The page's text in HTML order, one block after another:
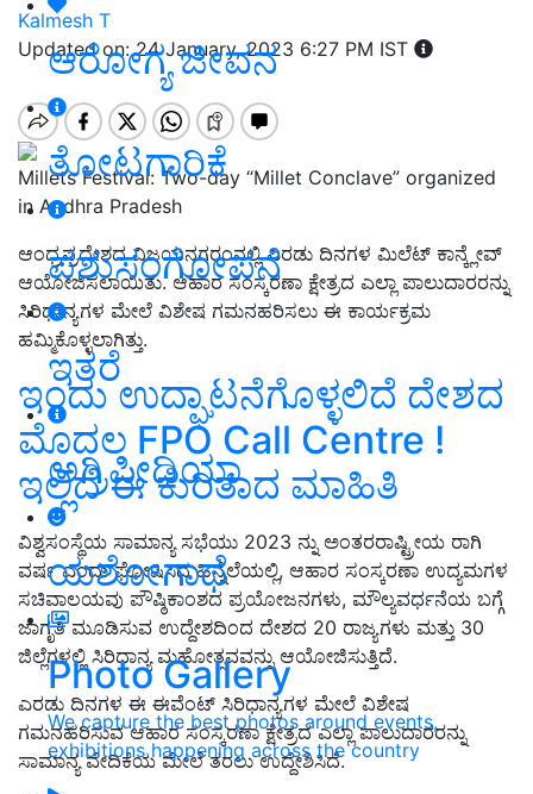
ಆರೋಗ್ಯ ಜೀವನ
ತೋಟಗಾರಿಕೆ
ಪಶುಸಂಗೋಪನೆ
ಇತರೆ
ಅಗ್ರಿಪೀಡಿಯಾ
ಯಶೋಗಾಥೆ
Photo Gallery
We capture the best photos around events,
exhibitions happening across the country
Kalmesh T
Updated on: 24 January, 2023 6:27 PM IST
Millets Festival: Two-day “Millet Conclave” organized
in Andhra Pradesh
ಆಂಧ್ರಪ್ರದೇಶದ ವಿಜಯನಗರಂನಲ್ಲಿ ಎರಡು ದಿನಗಳ ಮಿಲೆಟ್ ಕಾನ್ಕ್ಲೇವ್
ಆಯೋಜಿಸಲಾಯಿತು. ಆಹಾರ ಸಂಸ್ಕರಣಾ ಕ್ಷೇತ್ರದ ಎಲ್ಲಾ ಪಾಲುದಾರರನ್ನು
ಸಿರಿಧಾನ್ಯಗಳ ಮೇಲೆ ವಿಶೇಷ ಗಮನಹರಿಸಲು ಈ ಕಾರ್ಯಕ್ರಮ
ಹಮ್ಮಿಕೊಳ್ಳಲಾಗಿತ್ತು.
ಇಂದು ಉದ್ಘಾಟನೆಗೊಳ್ಳಲಿದೆ ದೇಶದ
ಮೊದಲ FPO Call Centre !
ಇಲ್ಲಿದೆ ಈ ಕುರಿತಾದ ಮಾಹಿತಿ
ವಿಶ್ವಸಂಸ್ಥೆಯ ಸಾಮಾನ್ಯ ಸಭೆಯು 2023 ನ್ನು ಅಂತರರಾಷ್ಟ್ರೀಯ ರಾಗಿ
ವರ್ಷ ಎಂದು ಘೋಷಿಸಿದ ಹಿನ್ನೆಲೆಯಲ್ಲಿ, ಆಹಾರ ಸಂಸ್ಕರಣಾ ಉದ್ಯಮಗಳ
ಸಚಿವಾಲಯವು ಪೌಷ್ಠಿಕಾಂಶದ ಪ್ರಯೋಜನಗಳು, ಮೌಲ್ಯವರ್ಧನೆಯ ಬಗ್ಗೆ
ಜಾಗೃತಿ ಮೂಡಿಸುವ ಉದ್ದೇಶದಿಂದ ದೇಶದ 20 ರಾಜ್ಯಗಳು ಮತ್ತು 30
ಜಿಲ್ಲೆಗಳಲ್ಲಿ ಸಿರಿಧಾನ್ಯ ಮಹೋತ್ಸವವನ್ನು ಆಯೋಜಿಸುತ್ತಿದೆ.
ಎರಡು ದಿನಗಳ ಈ ಈವೆಂಟ್ ಸಿರಿಧಾನ್ಯಗಳ ಮೇಲೆ ವಿಶೇಷ
ಗಮನಹರಿಸುವ ಆಹಾರ ಸಂಸ್ಕರಣಾ ಕ್ಷೇತ್ರದ ಎಲ್ಲಾ ಪಾಲುದಾರರನ್ನು
ಸಾಮಾನ್ಯ ವೇದಿಕೆಯ ಮೇಲೆ ತರಲು ಉದ್ದೇಶಿಸಿದೆ.